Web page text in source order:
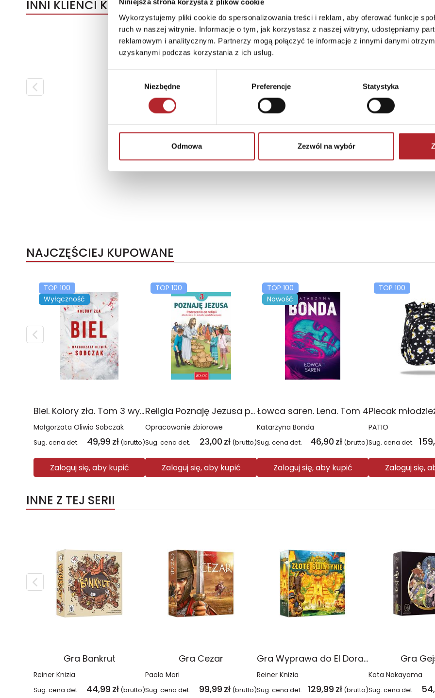
Niniejsza strona korzysta z plików cookie
Wykorzystujemy pliki cookie do spersonalizowania treści i reklam, aby oferować funkcje
ruch w naszej witrynie. Informacje o tym, jak korzystasz z naszej witryny, udostępniamy
reklamowym i analitycznym. Partnerzy mogą połączyć te informacje z innymi danymi
uzyskanymi podczas korzystania z ich usług.
Niezbędne Preferencje Statystyka
Odmowa Zezwól na wybór
INNI KLIENCI KUPOWALI
NAJCZĘŚCIEJ KUPOWANE
TOP 100
Wyłączność
Biel. Kolory zła. Tom 3 wyd. 2025
Małgorzata Oliwia Sobczak
Sug. cena det. 49,99 zł (brutto)
Zaloguj się, aby kupić
TOP 100
Religia Poznaję Jezusa podręcznik dla klasy 3 szkoły podstawowej
Opracowanie zbiorowe
Sug. cena det. 23,00 zł (brutto)
Zaloguj się, aby kupić
TOP 100
Nowość
Łowca saren. Lena. Tom 4
Katarzyna Bonda
Sug. cena det. 46,90 zł (brutto)
Zaloguj się, aby kupić
TOP 100
PATIO
Sug. cena det.
Zaloguj się,
INNE Z TEJ SERII
Gra Bankrut
Reiner Knizia
Sug. cena det. 44,99 zł (brutto)
Gra Cezar
Paolo Mori
Sug. cena det. 99,99 zł (brutto)
Gra Wyprawa do El Dorado Złote świątynie
Reiner Knizia
Sug. cena det. 129,99 zł (brutto)
Gra
Kota Nakayama
Sug. cena det.